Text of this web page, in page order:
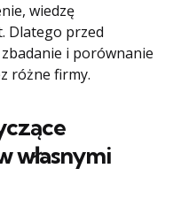
wiedzę
Dlatego przed
i porównanie
różne firmy.
własnymi